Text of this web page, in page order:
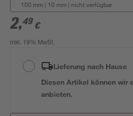
100 mm | 10 mm | nicht verfügbar
2,49 €
inkl. 19% MwSt.
Lieferung nach Hause
Diesen Artikel können wir
anbieten.